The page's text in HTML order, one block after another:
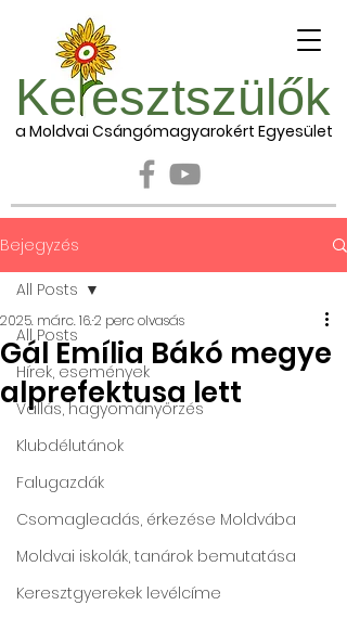
Ke esztszülők
a Moldvai Csángómagyarokért Egyesület
Bejegyzés
All Posts
Hírek, események
Vallás, hagyományőrzés
Klubdélutánok
Falugazdák
Csomagleadás, érkezése Moldvába
Moldvai iskolák, tanárok bemutatása
Keresztgyerekek levélcíme
All Posts
Gál Emília Bákó megye
alprefektusa lett
2025. márc. 16.2 perc olvasás